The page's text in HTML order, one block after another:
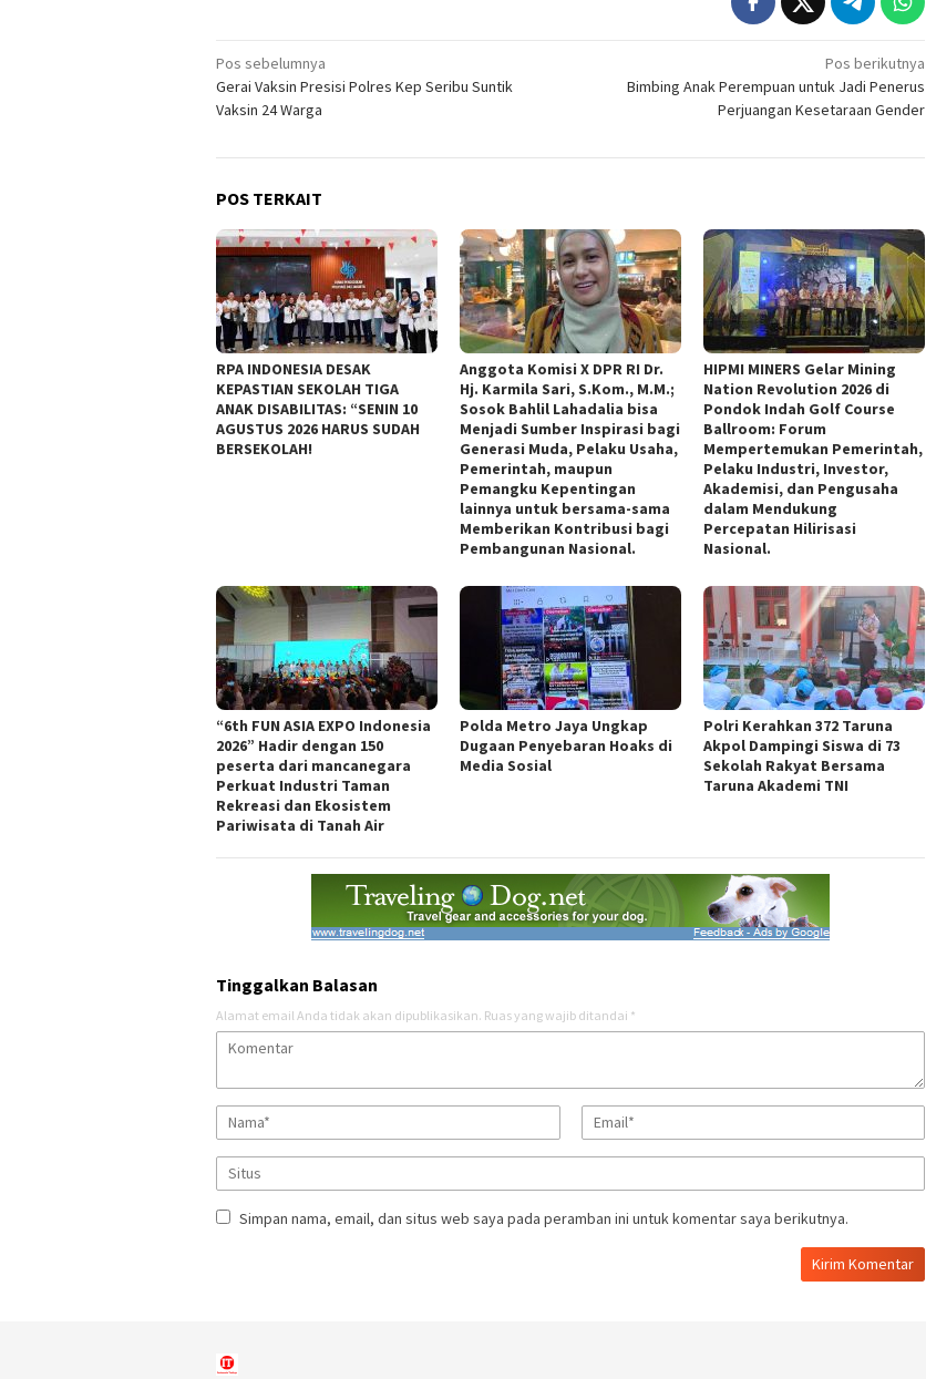
Navigasi
pos
Pos sebelumnya
Gerai Vaksin Presisi Polres Kep Seribu Suntik
Vaksin 24 Warga
Pos berikutnya
Bimbing Anak Perempuan untuk Jadi Penerus
Perjuangan Kesetaraan Gender
POS TERKAIT
RPA INDONESIA DESAK
KEPASTIAN SEKOLAH TIGA
ANAK DISABILITAS: “SENIN 10
AGUSTUS 2026 HARUS SUDAH
BERSEKOLAH!
Anggota Komisi X DPR RI Dr.
Hj. Karmila Sari, S.Kom., M.M.;
Sosok Bahlil Lahadalia bisa
Menjadi Sumber Inspirasi bagi
Generasi Muda, Pelaku Usaha,
Pemerintah, maupun
Pemangku Kepentingan
lainnya untuk bersama-sama
Memberikan Kontribusi bagi
Pembangunan Nasional.
HIPMI MINERS Gelar Mining
Nation Revolution 2026 di
Pondok Indah Golf Course
Ballroom: Forum
Mempertemukan Pemerintah,
Pelaku Industri, Investor,
Akademisi, dan Pengusaha
dalam Mendukung
Percepatan Hilirisasi
Nasional.
“6th FUN ASIA EXPO Indonesia
2026” Hadir dengan 150
peserta dari mancanegara
Perkuat Industri Taman
Rekreasi dan Ekosistem
Pariwisata di Tanah Air
Polda Metro Jaya Ungkap
Dugaan Penyebaran Hoaks di
Media Sosial
Polri Kerahkan 372 Taruna
Akpol Dampingi Siswa di 73
Sekolah Rakyat Bersama
Taruna Akademi TNI
Tinggalkan Balasan
Alamat email Anda tidak akan dipublikasikan. Ruas yang wajib ditandai *
Simpan nama, email, dan situs web saya pada peramban ini untuk komentar saya berikutnya.